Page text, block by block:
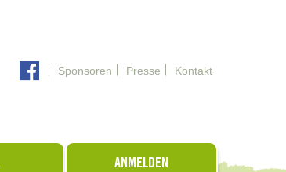
Sponsoren Presse Kontakt
ANMELDEN